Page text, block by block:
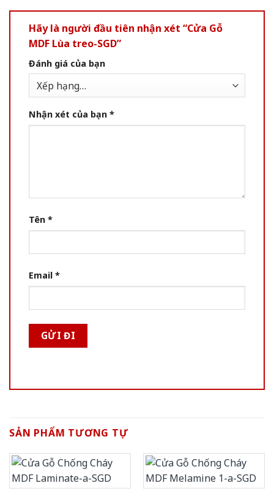
Hãy là người đầu tiên nhận xét “Cửa Gỗ
MDF Lùa treo-SGD”
Đánh giá của bạn
Nhận xét của bạn *
Tên *
Email *
SẢN PHẨM TƯƠNG TỰ